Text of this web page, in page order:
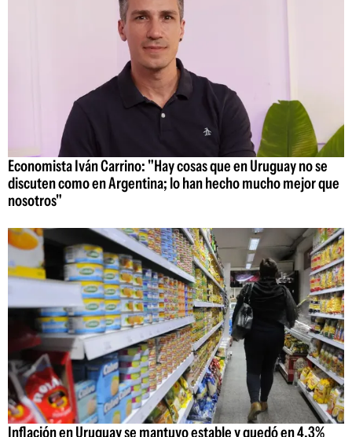
Economista Iván Carrino: "Hay cosas que en Uruguay no se
discuten como en Argentina; lo han hecho mucho mejor que
nosotros"
Inflación en Uruguay se mantuvo estable y quedó en 4,3%